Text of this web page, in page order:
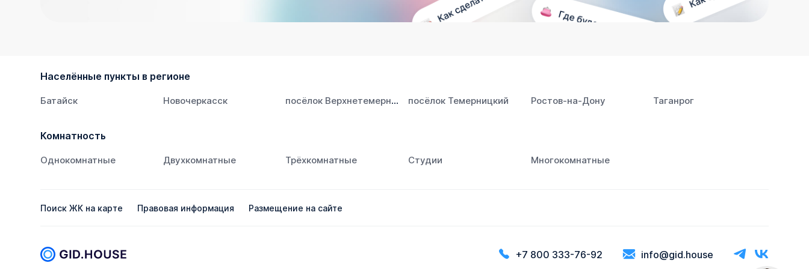
Населённые пункты в регионе
Батайск Новочеркасск посёлок Верхнетемерницкий посёлок Темерницкий Ростов‑на‑Дону Таганрог
Комнатность
Однокомнатные Двухкомнатные Трёхкомнатные Студии Многокомнатные
Поиск ЖК на карте Правовая информация Размещение на сайте
+7 800 333-76-92 info@gid.house